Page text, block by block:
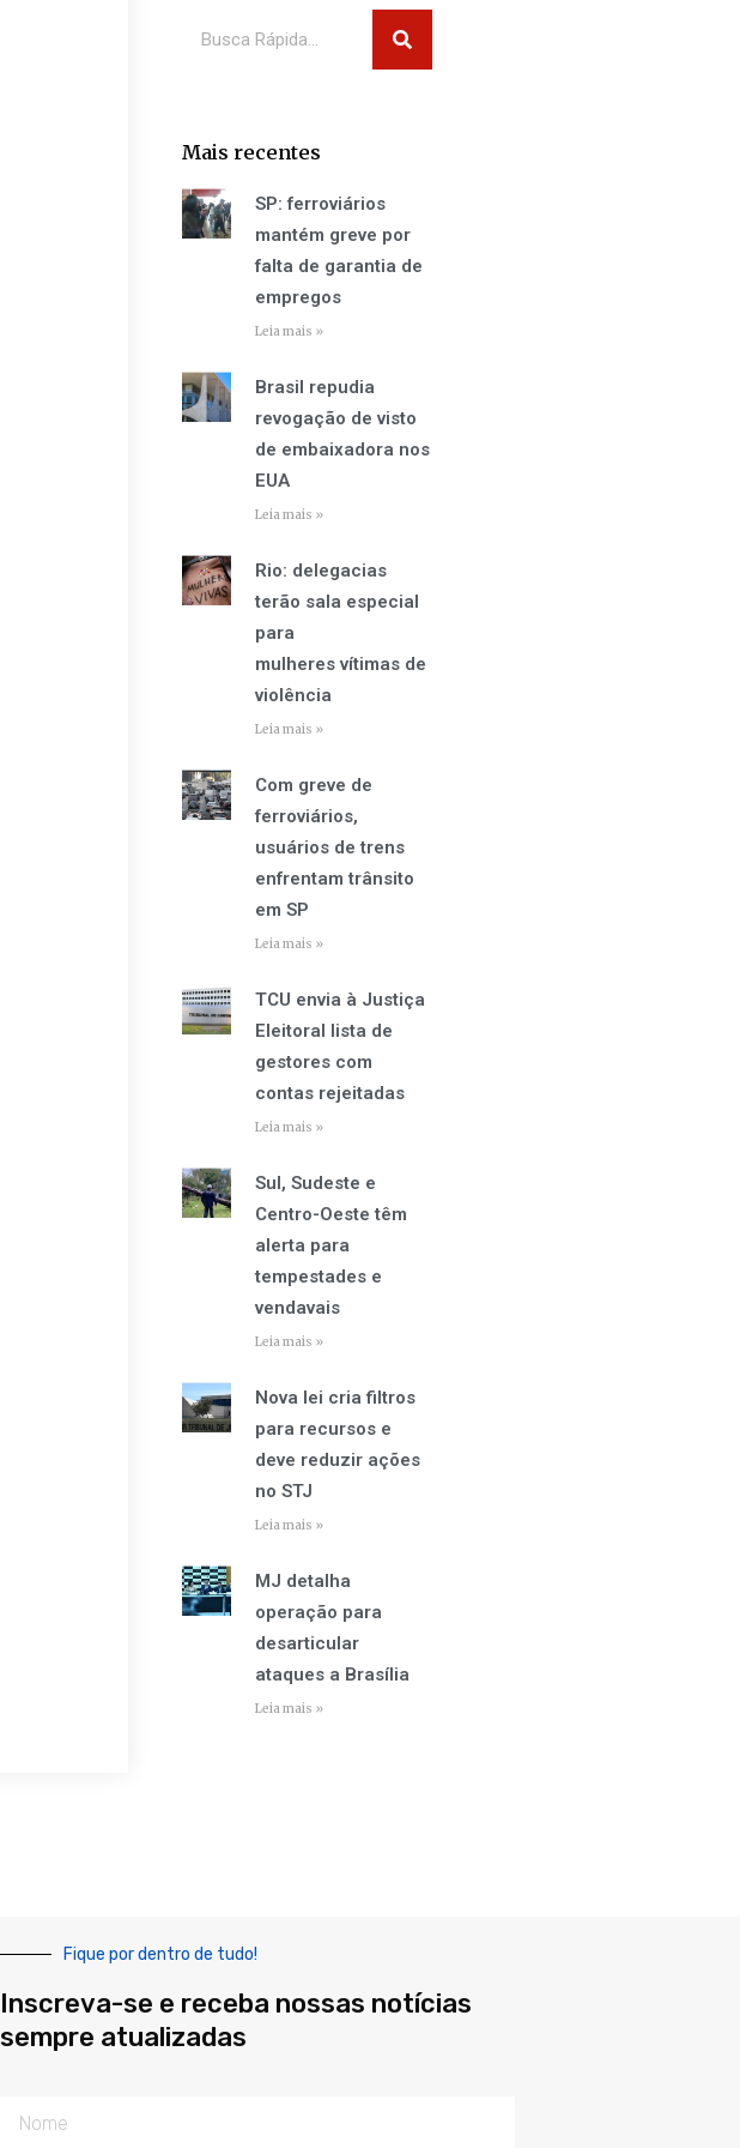
Mais recentes
SP: ferroviários
mantém greve por
falta de garantia de
empregos
Leia mais »
Brasil repudia
revogação de visto
de embaixadora nos
EUA
Leia mais »
Rio: delegacias
terão sala especial
para
mulheres vítimas de
violência
Leia mais »
Com greve de
ferroviários,
usuários de trens
enfrentam trânsito
em SP
Leia mais »
TCU envia à Justiça
Eleitoral lista de
gestores com
contas rejeitadas
Leia mais »
Sul, Sudeste e
Centro-Oeste têm
alerta para
tempestades e
vendavais
Leia mais »
Nova lei cria filtros
para recursos e
deve reduzir ações
no STJ
Leia mais »
MJ detalha
operação para
desarticular
ataques a Brasília
Leia mais »
Fique por dentro de tudo!
Inscreva-se e receba nossas notícias
sempre atualizadas